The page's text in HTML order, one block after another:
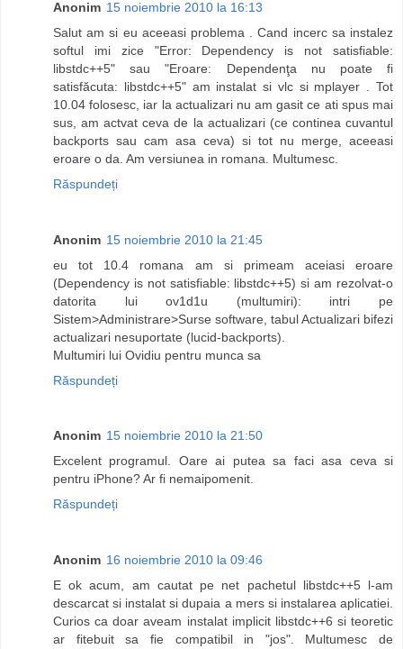
Anonim 15 noiembrie 2010 la 16:13
Salut am si eu aceeasi problema . Cand incerc sa instalez
softul imi zice "Error: Dependency is not satisfiable:
libstdc++5" sau "Eroare: Dependenţa nu poate fi
satisfăcuta: libstdc++5" am instalat si vlc si mplayer . Tot
10.04 folosesc, iar la actualizari nu am gasit ce ati spus mai
sus, am actvat ceva de la actualizari (ce continea cuvantul
backports sau cam asa ceva) si tot nu merge, aceeasi
eroare o da. Am versiunea in romana. Multumesc.
Răspundeți
Anonim 15 noiembrie 2010 la 21:45
eu tot 10.4 romana am si primeam aceiasi eroare
(Dependency is not satisfiable: libstdc++5) si am rezolvat-o
datorita lui ov1d1u (multumiri): intri pe
Sistem>Administrare>Surse software, tabul Actualizari bifezi
actualizari nesuportate (lucid-backports).
Multumiri lui Ovidiu pentru munca sa
Răspundeți
Anonim 15 noiembrie 2010 la 21:50
Excelent programul. Oare ai putea sa faci asa ceva si
pentru iPhone? Ar fi nemaipomenit.
Răspundeți
Anonim 16 noiembrie 2010 la 09:46
E ok acum, am cautat pe net pachetul libstdc++5 l-am
descarcat si instalat si dupaia a mers si instalarea aplicatiei.
Curios ca doar aveam instalat implicit libstdc++6 si teoretic
ar fitebuit sa fie compatibil in "jos". Multumesc de